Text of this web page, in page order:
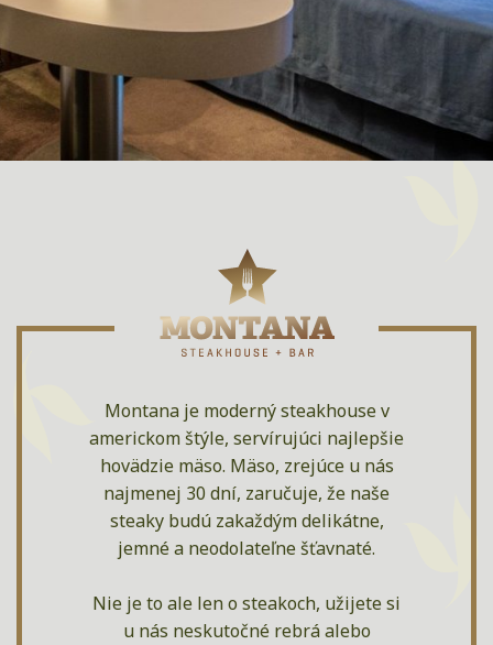
Montana je moderný steakhouse v
americkom štýle, servírujúci najlepšie
hovädzie mäso. Mäso, zrejúce u nás
najmenej 30 dní, zaručuje, že naše
steaky budú zakaždým delikátne,
jemné a neodolateľne šťavnaté.
Nie je to ale len o steakoch, užijete si
u nás neskutočné rebrá alebo